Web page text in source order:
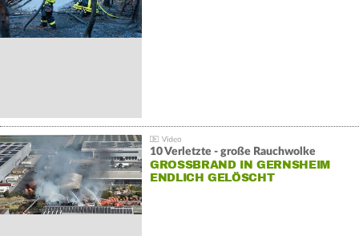
10 Verletzte - große Rauchwolke
GROSSBRAND IN GERNSHEIM E
NDLICH GELÖSCHT